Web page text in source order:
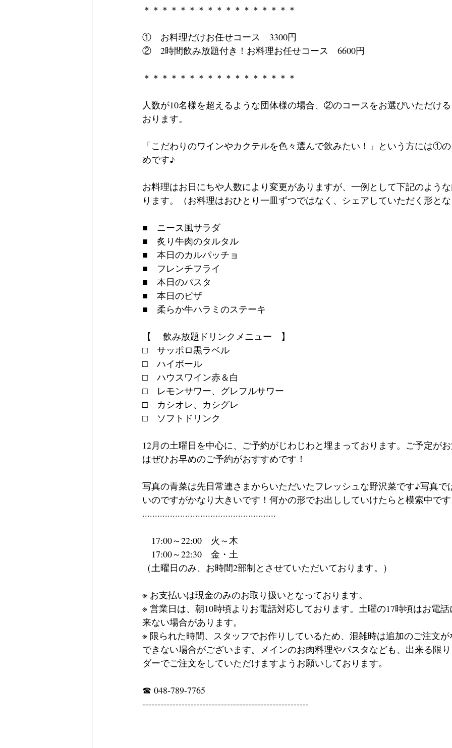
＊＊＊＊＊＊＊＊＊＊＊＊＊＊＊＊＊
①　お料理だけお任せコース　3300円
②　2時間飲み放題付き！お料理お任せコース　6600円
＊＊＊＊＊＊＊＊＊＊＊＊＊＊＊＊＊
人数が10名様を超えるような団体様の場合、②のコースをお選びいただけ
おります。
「こだわりのワインやカクテルを色々選んで飲みたい！」という方には①
めです♪
お料理はお日にちや人数により変更がありますが、一例として下記のよう
ります。（お料理はおひとり一皿ずつではなく、シェアしていただく形とな
■　ニース風サラダ
■　炙り牛肉のタルタル
■　本日のカルパッチョ
■　フレンチフライ
■　本日のパスタ
■　本日のピザ
■　柔らか牛ハラミのステーキ
【　 飲み放題ドリンクメニュー　】
□　サッポロ黒ラベル
□　ハイボール
□　ハウスワイン赤＆白
□　レモンサワー、グレフルサワー
□　カシオレ、カシグレ
□　ソフトドリンク
12月の土曜日を中心に、ご予約がじわじわと埋まっております。ご予定が
はぜひお早めのご予約がおすすめです！
写真の青菜は先日常連さまからいただいたフレッシュな野沢菜です♪写真で
いのですがかなり大きいです！何かの形でお出ししていけたらと模索中です
.....................................................
17:00～22:00　火～木
17:00～22:30　金・土
（土曜日のみ、お時間2部制とさせていただいております。）
※ お支払いは現金のみのお取り扱いとなっております。
※ 営業日は、朝10時頃よりお電話対応しております。土曜の17時頃はお電
来ない場合があります。
※ 限られた時間、スタッフでお作りしているため、混雑時は追加のご注文が
できない場合がございます。メインのお肉料理やパスタなども、出来る限
ダーでご注文をしていただけますようお願いしております。
☎ 048-789-7765
-------------------------------------------------------